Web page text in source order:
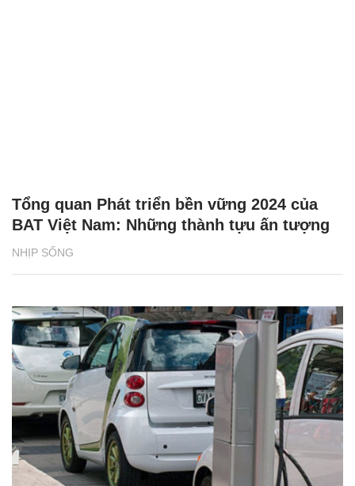
NHỊP SỐNG
Tổng quan Phát triển bền vững 2024 của
BAT Việt Nam: Những thành tựu ấn tượng